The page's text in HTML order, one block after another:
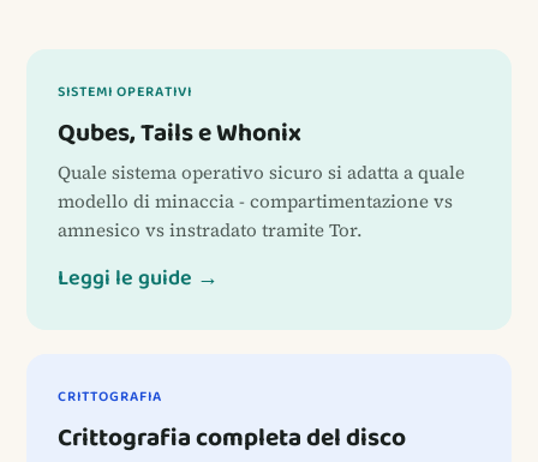
SISTEMI OPERATIVI
Qubes, Tails e Whonix
Quale sistema operativo sicuro si adatta a quale
modello di minaccia - compartimentazione vs
amnesico vs instradato tramite Tor.
Leggi le guide →
CRITTOGRAFIA
Crittografia completa del disco